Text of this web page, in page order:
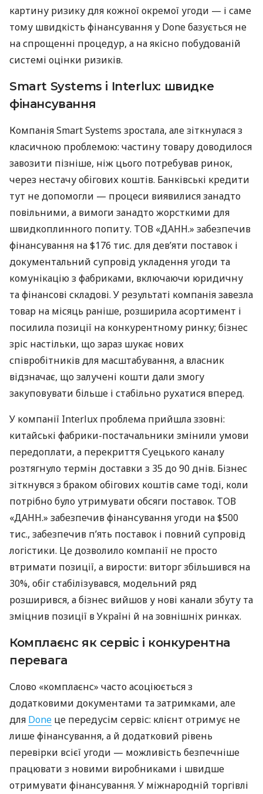
картину ризику для кожної окремої угоди — і саме
тому швидкість фінансування у Done базується не
на спрощенні процедур, а на якісно побудованій
системі оцінки ризиків.
Smart Systems і Interlux: швидке
фінансування
Компанія Smart Systems зростала, але зіткнулася з
класичною проблемою: частину товару доводилося
завозити пізніше, ніж цього потребував ринок,
через нестачу обігових коштів. Банківські кредити
тут не допомогли — процеси виявилися занадто
повільними, а вимоги занадто жорсткими для
швидкоплинного попиту. ТОВ «ДАНН.» забезпечив
фінансування на $176 тис. для дев’яти поставок і
документальний супровід укладення угоди та
комунікацію з фабриками, включаючи юридичну
та фінансові складові. У результаті компанія завезла
товар на місяць раніше, розширила асортимент і
посилила позиції на конкурентному ринку; бізнес
зріс настільки, що зараз шукає нових
співробітників для масштабування, а власник
відзначає, що залучені кошти дали змогу
закуповувати більше і стабільно рухатися вперед.
У компанії Interlux проблема прийшла ззовні:
китайські фабрики-постачальники змінили умови
передоплати, а перекриття Суецького каналу
розтягнуло термін доставки з 35 до 90 днів. Бізнес
зіткнувся з браком обігових коштів саме тоді, коли
потрібно було утримувати обсяги поставок. ТОВ
«ДАНН.» забезпечив фінансування угоди на $500
тис., забезпечив п’ять поставок і повний супровід
логістики. Це дозволило компанії не просто
втримати позиції, а вирости: виторг збільшився на
30%, обіг стабілізувався, модельний ряд
розширився, а бізнес вийшов у нові канали збуту та
зміцнив позиції в Україні й на зовнішніх ринках.
Комплаєнс як сервіс і конкурентна
перевага
Слово «комплаєнс» часто асоціюється з
додатковими документами та затримками, але
для Done це передусім сервіс: клієнт отримує не
лише фінансування, а й додатковий рівень
перевірки всієї угоди — можливість безпечніше
працювати з новими виробниками і швидше
отримувати фінансування. У міжнародній торгівлі